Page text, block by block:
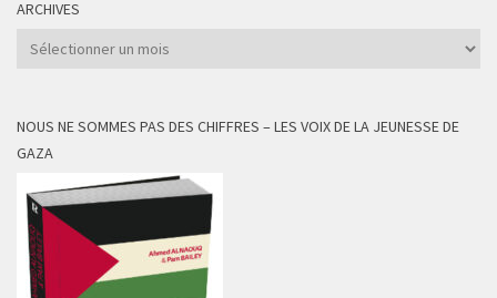
ARCHIVES
Archives
NOUS NE SOMMES PAS DES CHIFFRES – LES VOIX DE LA JEUNESSE DE
GAZA